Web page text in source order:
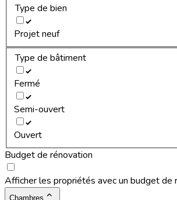
Type de bien
Projet neuf
Type de bâtiment
Fermé
Semi-ouvert
Ouvert
Budget de rénovation
Afficher les propriétés avec un budget de
Chambres